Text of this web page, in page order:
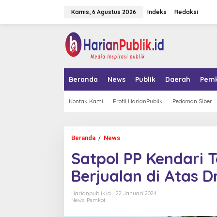
Kamis, 6 Agustus 2026 Indeks Redaksi
Beranda News Publik Daerah
Kontak Kami Profil HarianPublik Pedoman Siber
Beranda / News
o
l
P
Satpol PP Kendari
Berjualan di Atas
Harianpublik.id
22 Januari 2024
News, Pemkot